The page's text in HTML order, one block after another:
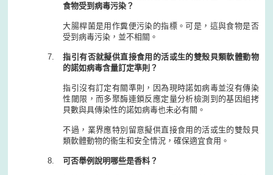
食物受到病毒污染？
大腸桿菌是用作糞便污染的指標。可是，這與食物是否
受到病毒污染，並不相關。
指引有否就擬供直接食用的活或生的雙殼貝類軟體動物
的諾如病毒含量訂定準則？
指引沒有訂定有關準則，因為現時諾如病毒並沒有傳染
性閾限，而多聚酶連鎖反應定量分析檢測到的基因組拷
貝數與具傳染性的諾如病毒也未必有關。
不過，業界應特別留意擬供直接食用的活或生的雙殼貝
類軟體動物的衞生和安全情況，確保適宜食用。
可否舉例說明哪些是香料？